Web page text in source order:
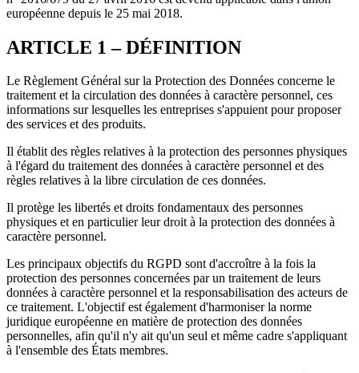
européenne depuis le 25 mai 2018.
ARTICLE 1 – DÉFINITION
Le Règlement Général sur la Protection des Données concerne le
traitement et la circulation des données à caractère personnel, ces
informations sur lesquelles les entreprises s'appuient pour proposer
des services et des produits.
Il établit des règles relatives à la protection des personnes physiques
à l'égard du traitement des données à caractère personnel et des
règles relatives à la libre circulation de ces données.
Il protège les libertés et droits fondamentaux des personnes
physiques et en particulier leur droit à la protection des données à
caractère personnel.
Les principaux objectifs du RGPD sont d'accroître à la fois la
protection des personnes concernées par un traitement de leurs
données à caractère personnel et la responsabilisation des acteurs de
ce traitement. L'objectif est également d'harmoniser la norme
juridique européenne en matière de protection des données
personnelles, afin qu'il n'y ait qu'un seul et même cadre s'appliquant
à l'ensemble des États membres.